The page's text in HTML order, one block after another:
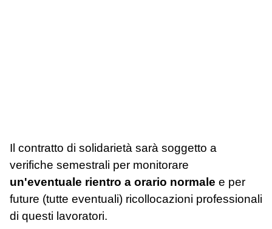
Il contratto di solidarietà sarà soggetto a
verifiche semestrali per monitorare
un'eventuale rientro a orario normale e per
future (tutte eventuali) ricollocazioni professionali
di questi lavoratori.